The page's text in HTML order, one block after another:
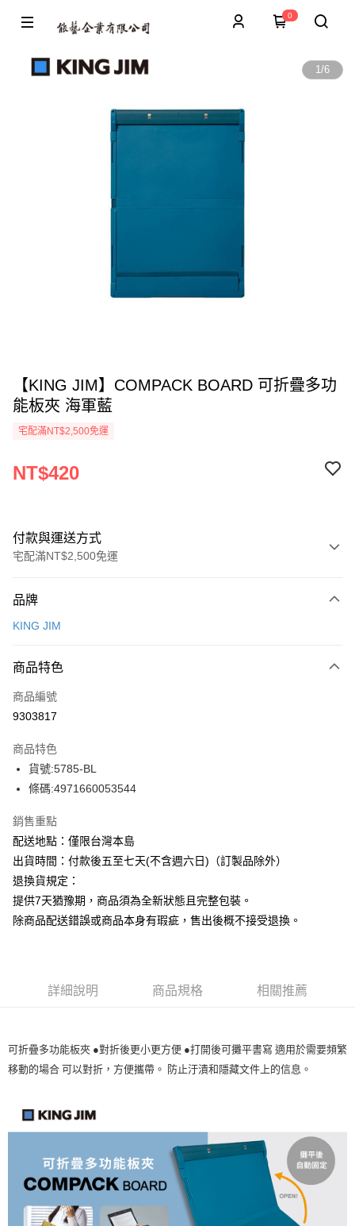
0
1/6
【KING JIM】COMPACK BOARD 可折疊多功
能板夾 海軍藍
宅配滿NT$2,500免運
NT$420
付款與運送方式
宅配滿NT$2,500免運
信用卡一次付款
街口支付
悠遊付
運送方式
下單前請先詢問庫存
每筆NT$130，滿NT$2,500(含以上)免運費
品牌
KING JIM
商品特色
商品編號
9303817
商品特色
貨號:5785-BL
條碼:4971660053544
銷售重點
配送地點：僅限台灣本島
出貨時間：付款後五至七天(不含週六日)（訂製品除外）
退換貨規定：
提供7天猶豫期，商品須為全新狀態且完整包裝。
除商品配送錯誤或商品本身有瑕疵，售出後概不接受退換。
詳細說明 商品規格 相關推薦
可折疊多功能板夾 ●對折後更小更方便 ●打開後可攤平書寫 適用於需要頻繁
移動的場合 可以對折，方便攜帶。 防止汙漬和隱藏文件上的信息。